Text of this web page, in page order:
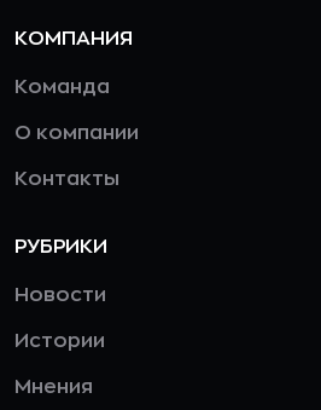
КОМПАНИЯ
Команда
О компании
Контакты
РУБРИКИ
Новости
Истории
Мнения